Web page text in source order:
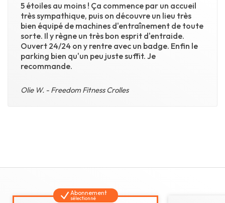
5 étoiles au moins ! Ça commence par un accueil
très sympathique, puis on découvre un lieu très
bien équipé de machines d'entraînement de toute
sorte. Il y règne un très bon esprit d'entraide.
Ouvert 24/24 on y rentre avec un badge. Enfin le
parking bien qu'un peu juste suffit. Je
recommande.
Olie W. - Freedom Fitness Crolles
Abonnement
sélectionné